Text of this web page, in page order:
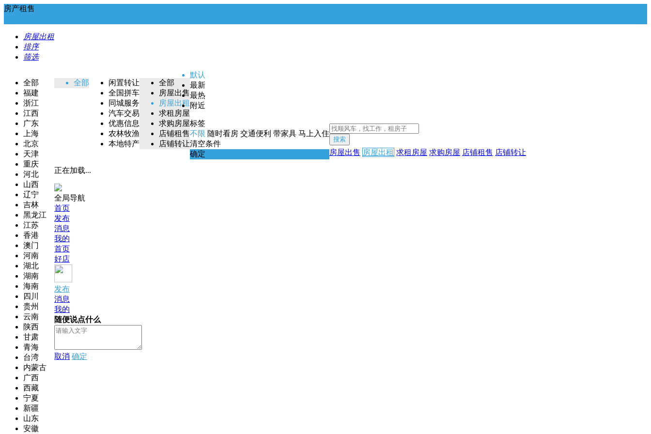
房产租售
房屋出租
排序
筛选
全部
福建
浙江
江西
广东
上海
北京
天津
重庆
河北
山西
辽宁
吉林
黑龙江
江苏
香港
澳门
河南
湖北
湖南
海南
四川
贵州
云南
陕西
甘肃
青海
台湾
内蒙古
广西
西藏
宁夏
新疆
山东
安徽
全部
闲置转让
全国拼车
同城服务
汽车交易
优惠信息
农林牧渔
本地特产
全部
房屋出售
房屋出租
求租房屋
求购房屋
店铺租售
店铺转让
默认
最新
最热
附近
标签
不限 随时看房 交通便利 带家具 马上入住
清空条件
确定
搜索
房屋出售 房屋出租 求租房屋 求购房屋 店铺租售 店铺转让
正在加载...
全局导航
首页
发布
消息
我的
首页
好店
发布
消息
我的
随便说点什么
取消 确定